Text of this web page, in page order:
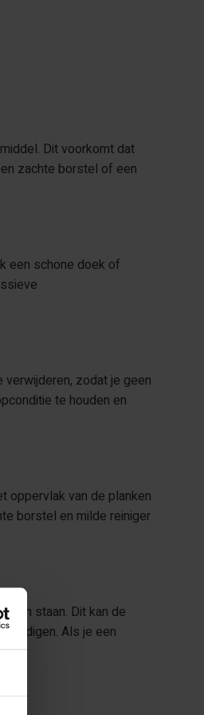
Dit voorkomt dat
zachte borstel of een
een schone doek of
zodat je geen
te houden en
oppervlak van de planken
borstel en milde reiniger
staan. Dit kan de
Als je een